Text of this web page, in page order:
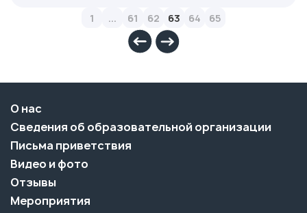
1 ... 61 62 63 64 65
О нас
Сведения об образовательной организации
Письма приветствия
Видео и фото
Отзывы
Мероприятия